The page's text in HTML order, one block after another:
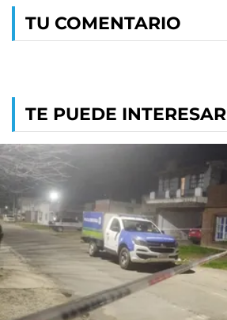
TU COMENTARIO
TE PUEDE INTERESAR